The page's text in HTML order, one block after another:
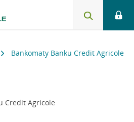
Bankomaty Banku Credit Agricole
Credit Agricole